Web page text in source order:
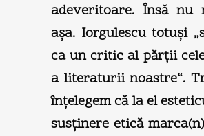
adeveritoare. Însă nu
aşa. Iorgulescu totuşi
ca un critic al părţii
a literaturii noastre“.
înţelegem că la el
susţinere etică